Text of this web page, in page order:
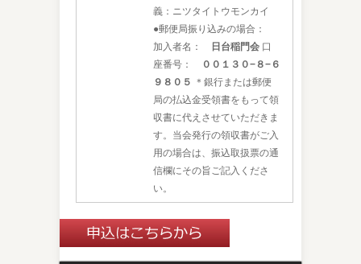
義：ニツタイトウモンカイ
●郵便局振り込みの場合：
加入者名：
日台稲門会 口
座番号：
００１３０−８−６
９８０５ ＊銀行または郵便
局の払込金受領書をもって領
収書に代えさせていただきま
す。当会発行の領収書がご入
用の場合は、振込取扱票の通
信欄にその旨ご記入くださ
い。